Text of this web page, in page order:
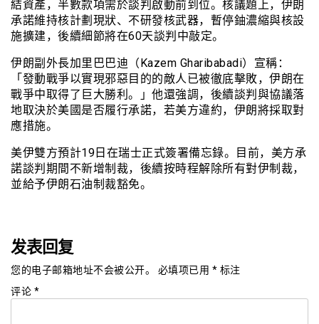
結資產，半數款項需於談判啟動前到位。核議題上，伊朗
承諾維持核計劃現狀、不研發核武器，暫停鈾濃縮與核設
施擴建，後續細節將在60天談判中敲定。
伊朗副外長加里巴巴迪（Kazem Gharibabadi）宣稱：
「發動戰爭以實現邪惡目的的敵人已被徹底擊敗，伊朗在
戰爭中取得了巨大勝利。」他還強調，後續談判與協議落
地取決於美國是否履行承諾，若美方違約，伊朗將採取對
應措施。
美伊雙方預計19日在瑞士正式簽署備忘錄。目前，美方承
諾談判期間不新增制裁，後續按時程解除所有對伊制裁，
並給予伊朗石油制裁豁免。
发表回复
您的电子邮箱地址不会被公开。 必填项已用 * 标注
评论 *